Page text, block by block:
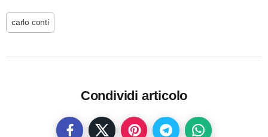
carlo conti
Condividi articolo